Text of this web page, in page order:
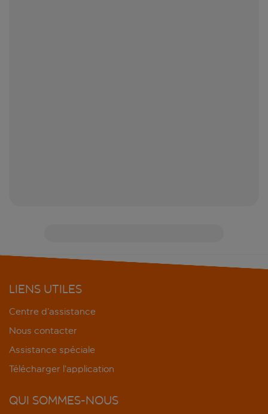
LIENS UTILES
Centre d’assistance
Nous contacter
Assistance spéciale
Télécharger l’application
QUI SOMMES-NOUS